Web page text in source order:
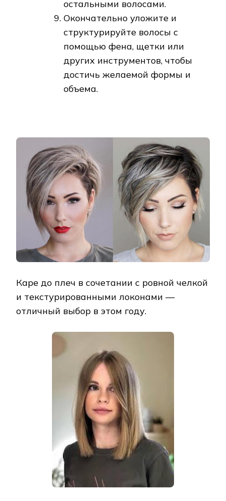
остальными волосами.
Окончательно уложите и
структурируйте волосы с
помощью фена, щетки или
других инструментов, чтобы
достичь желаемой формы и
объема.
Каре до плеч в сочетании с ровной челкой
и текстурированными локонами —
отличный выбор в этом году.